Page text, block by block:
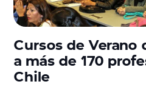
Cursos de Verano
a más de 170
Chile